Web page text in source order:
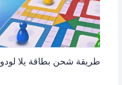
طريقة شحن بطاقة يلا لودو